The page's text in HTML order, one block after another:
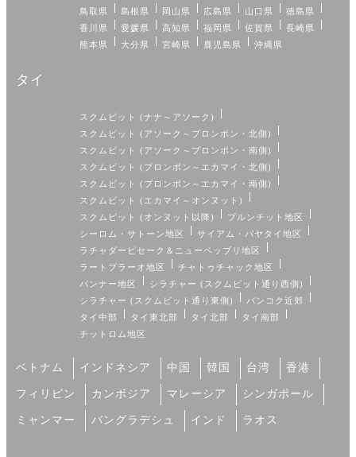
鳥取県
島根県 岡山県 広島県 山口県
徳島県
香川県
愛媛県 高知県 福岡県 佐賀県
長崎県
熊本県
大分県 宮崎県 鹿児島県 沖縄県
タイ
スクムビット (ナナ～アソーク)
スクムビット (アソーク～プロンポン・北側)
スクムビット (アソーク～プロンポン・南側)
スクムビット (プロンポン～エカマイ・北側)
スクムビット (プロンポン～エカマイ・南側)
スクムビット (エカマイ～オンヌット)
スクムビット (オンヌット以降)
プルンチット地区
シーロム・サトーン地区
サイアム・パヤタイ地区
ラチャダーピセーク＆ニューペッブリ地区
ラートプラーオ地区
チャトゥチャック地区
バンナー地区
シラチャー (スクムビット通り西側)
シラチャー (スクムビット通り東側)
バンコク近郊
タイ中部
タイ東北部 タイ北部
タイ南部
チットロム地区
ベトナム インドネシア 中国 韓国 台湾 香港
フィリピン カンボジア マレーシア シンガポール
ミャンマー バングラデシュ インド ラオス